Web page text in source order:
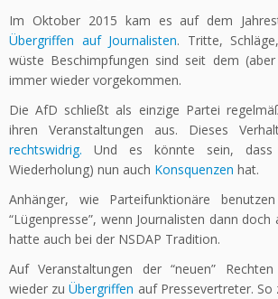
Im Oktober 2015 kam es auf dem
Übergriffen auf Journalisten. Tritte,
wüste Beschimpfungen sind seit dem
immer wieder vorgekommen.
Die AfD schließt als einzige Partei
ihren Veranstaltungen aus. Dieses
rechtswidrig. Und es könnte sein,
Wiederholung) nun auch Konsquenzen hat.
Anhänger, wie Parteifunktionäre
“Lügenpresse”, wenn Journalisten dann doch
hatte auch bei der NSDAP Tradition.
Auf Veranstaltungen der “neuen”
wieder zuÜbergriffen auf Pressevertreter. So